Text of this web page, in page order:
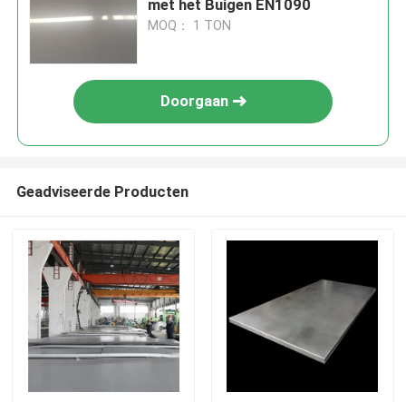
met het Buigen EN1090
MOQ： 1 TON
Doorgaan
Geadviseerde Producten